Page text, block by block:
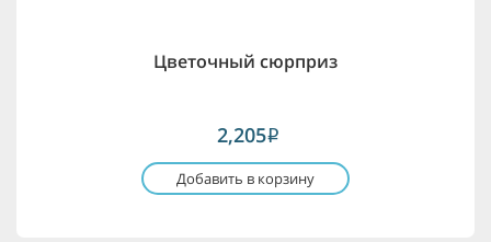
Цветочный сюрприз
2,205i
Добавить в корзину